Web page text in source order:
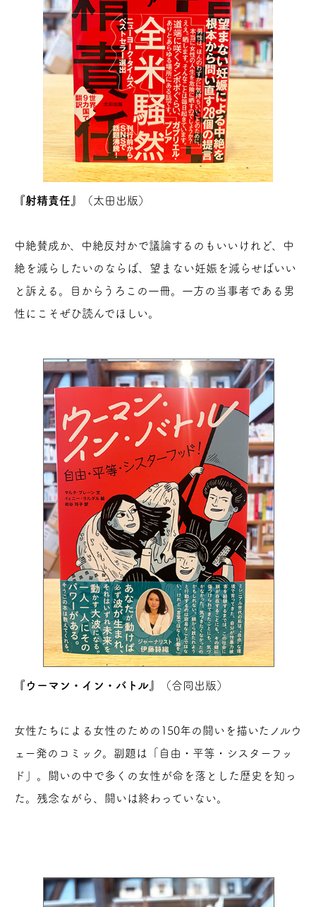
『射精責任』 （太田出版）
中絶賛成か、中絶反対かで議論するのもいいけれど、中
絶を減らしたいのならば、望まない妊娠を減らせばいい
と訴える。目からうろこの一冊。一方の当事者である男
性にこそぜひ読んでほしい。
『ウーマン・イン・バトル』 （合同出版）
女性たちによる女性のための150年の闘いを描いたノルウ
ェー発のコミック。副題は「自由・平等・シスターフッ
ド」。闘いの中で多くの女性が命を落とした歴史を知っ
た。残念ながら、闘いは終わっていない。